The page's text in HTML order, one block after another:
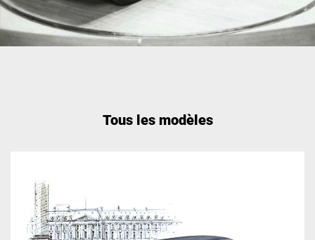
Tous les modèles